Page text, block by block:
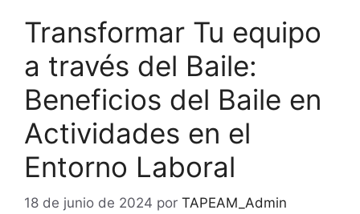
Transformar Tu equipo
a través del Baile:
Beneficios del Baile en
Actividades en el
Entorno Laboral
18 de junio de 2024 por TAPEAM_Admin